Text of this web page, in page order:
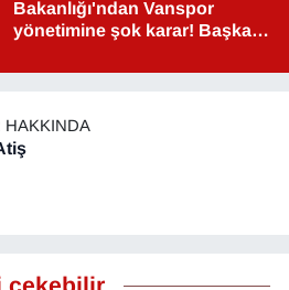
Bakanlığı'ndan Vanspor
yönetimine şok karar! Başkan
HAKKINDA